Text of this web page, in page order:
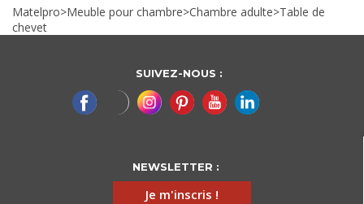
Matelpro>Meuble pour chambre>Chambre adulte>Table de
chevet
SUIVEZ-NOUS :
NEWSLETTER :
Je m'inscris !